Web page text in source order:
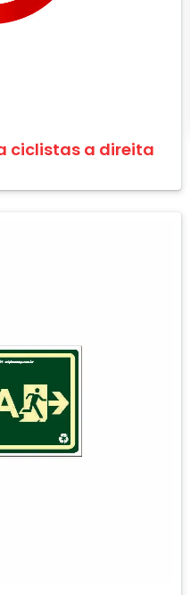
ciclistas a direita